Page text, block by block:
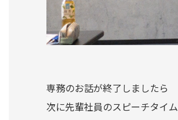
専務のお話が終了しましたら
次に先輩社員のスピーチタイ